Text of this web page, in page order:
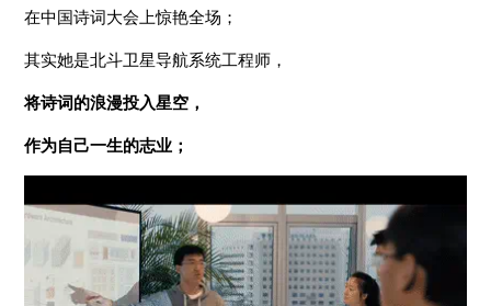
在中国诗词大会上惊艳全场；
其实她是北斗卫星导航系统工程师，
将诗词的浪漫投入星空，
作为自己一生的志业；